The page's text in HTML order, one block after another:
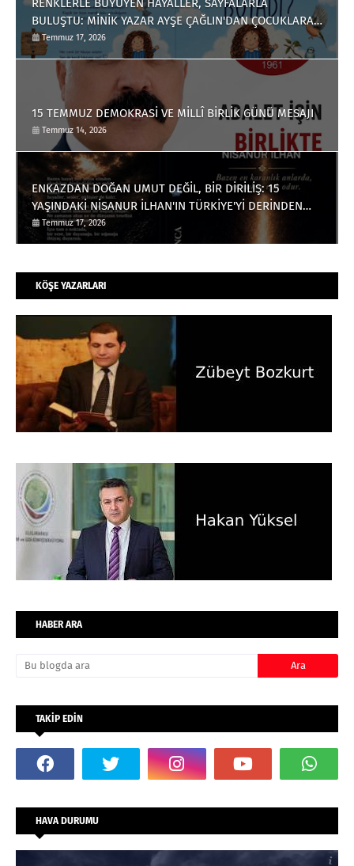
RENKLERLE BÜYÜYEN HAYALLER, SAYFALARLA
BULUŞTU: MİNİK YAZAR AYŞE ÇAĞLIN'DAN ÇOCUKLARA
ANLAMLI BİR ESER
Temmuz 17, 2026
15 TEMMUZ DEMOKRASİ VE MİLLÎ BİRLİK GÜNÜ MESAJI
Temmuz 14, 2026
ENKAZDAN DOĞAN UMUT DEĞİL, BİR DİRİLİŞ: 15
YAŞINDAKİ NİSANUR İLHAN'IN TÜRKİYE'Yİ DERİNDEN
ETKİLEYECEK HİKÂYESİ
Temmuz 17, 2026
KÖŞE YAZARLARI
HABER ARA
TAKİP EDİN
HAVA DURUMU